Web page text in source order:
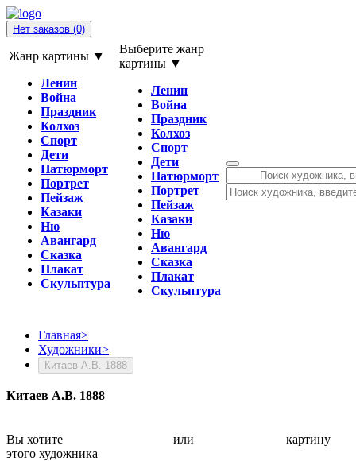
Нет заказов (0)
Жанр картины ▼
Ленин
Война
Праздник
Колхоз
Спорт
Дети
Натюрморт
Портрет
Пейзаж
Казаки
Ню
Авангард
Сказка
Плакат
Скульптура
Выберите жанр
картины ▼
Ленин
Война
Праздник
Колхоз
Спорт
Дети
Натюрморт
Портрет
Пейзаж
Казаки
Ню
Авангард
Сказка
Плакат
Скульптура
Главная>
Художники>
Китаев А.В. 1888
Китаев А.В. 1888
Вы хотите или
картину
этого художника